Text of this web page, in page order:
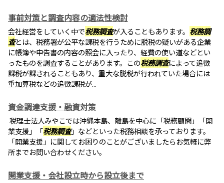
事前対策と調査内容の適法性検討
会社経営をしていく中で税務調査が入ることもあります。 税務調
査とは、税務署が公平な課税を行うために脱税の疑いがある企業
に帳簿や申告書の内容の照会に入ったり、経費の使い道などとい
ったものを調査することがあります。この税務調査によって追徴
課税が課されることもあり、重大な脱税が行われていた場合には
重加算税などの追徴課税が...
資金調達支援・融資対策
税理士法人みやこでは沖縄本島、離島を中心に「税務顧問」「開
業支援」「税務調査」などといった税務相談を承っております。
「開業支援」に関してお困りのことがございましたらお気軽に弊
所までお問い合わせください。
開業支援・会社設立時から設立後まで